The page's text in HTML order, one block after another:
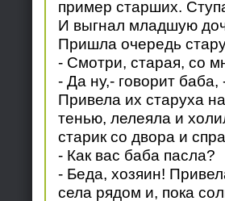
пример старших.
И выгнал младшую
Пришла очередь
- Смотри, старая, со
- Да ну,- говорит
Привела их старуха
тенью, лелеяла и
старик со двора и
- Как вас баба пасла?
- Беда, хозяин!
села рядом и, пока